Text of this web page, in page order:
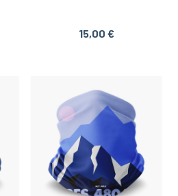
15,00 €